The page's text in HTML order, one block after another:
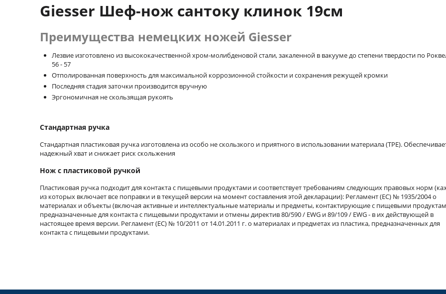
Giesser Шеф-нож сантоку клинок 19см
Преимущества немецких ножей Giesser
Лезвие изготовлено из высококачественной хром-молибденовой стали, закаленной в вакууме до степени твердости по
56 - 57
Отполированная поверхность для максимальной коррозионной стойкости и сохранения режущей кромки
Последняя стадия заточки производится вручную
Эргономичная не скользящая рукоять
Стандартная ручка
Стандартная пластиковая ручка изготовлена из особо не скользкого и приятного в использовании материала (TPE).
надежный хват и снижает риск скольжения
Нож с пластиковой ручкой
Пластиковая ручка подходит для контакта с пищевыми продуктами и соответствует требованиям следующих правовых норм
из которых включает все поправки и в текущей версии на момент составления этой декларации): Регламент (ЕС) № 1935/2004 о
материалах и объекты (включая активные и интеллектуальные материалы и предметы, контактирующие с пищевыми
предназначенные для контакта с пищевыми продуктами и отмены директив 80/590 / EWG и 89/109 / EWG - в их действующей в
настоящее время версии. Регламент (ЕС) № 10/2011 от 14.01.2011 г. о материалах и предметах из пластика, предназначенных для
контакта с пищевыми продуктами.